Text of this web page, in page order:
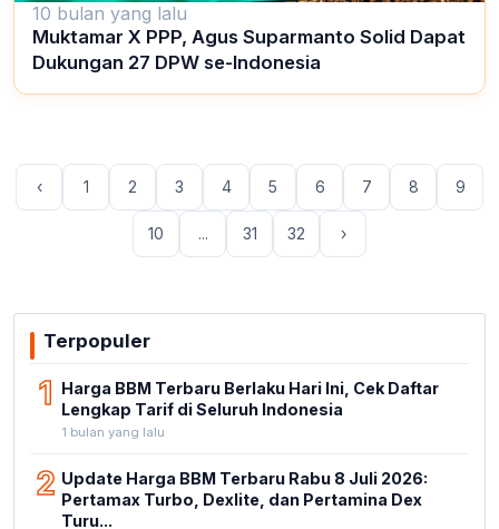
10 bulan yang lalu
Muktamar X PPP, Agus Suparmanto Solid Dapat
Dukungan 27 DPW se-Indonesia
‹ 1 2 3 4 5 6 7 8 9
10 ... 31 32 ›
Terpopuler
1 Harga BBM Terbaru Berlaku Hari Ini, Cek Daftar
Lengkap Tarif di Seluruh Indonesia
1 bulan yang lalu
2 Update Harga BBM Terbaru Rabu 8 Juli 2026:
Pertamax Turbo, Dexlite, dan Pertamina Dex
Turu...